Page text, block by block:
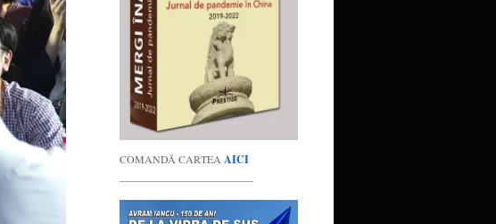
COMANDĂ CARTEA AICI